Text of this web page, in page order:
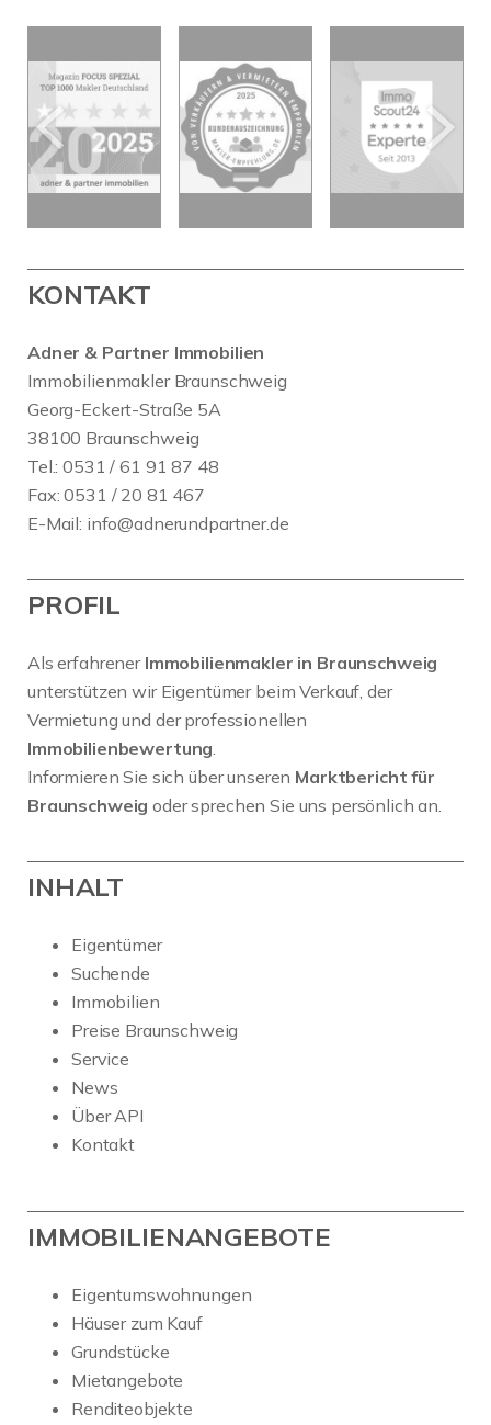
KONTAKT
Adner & Partner Immobilien
Immobilienmakler Braunschweig
Georg-Eckert-Straße 5A
38100 Braunschweig
Tel.: 0531 / 61 91 87 48
Fax: 0531 / 20 81 467
E-Mail: info@adnerundpartner.de
PROFIL
Als erfahrener Immobilienmakler in Braunschweig
unterstützen wir Eigentümer beim Verkauf, der
Vermietung und der professionellen
Immobilienbewertung.
Informieren Sie sich über unseren Marktbericht für
Braunschweig oder sprechen Sie uns persönlich an.
INHALT
Eigentümer
Suchende
Immobilien
Preise Braunschweig
Service
News
Über API
Kontakt
IMMOBILIENANGEBOTE
Eigentumswohnungen
Häuser zum Kauf
Grundstücke
Mietangebote
Renditeobjekte